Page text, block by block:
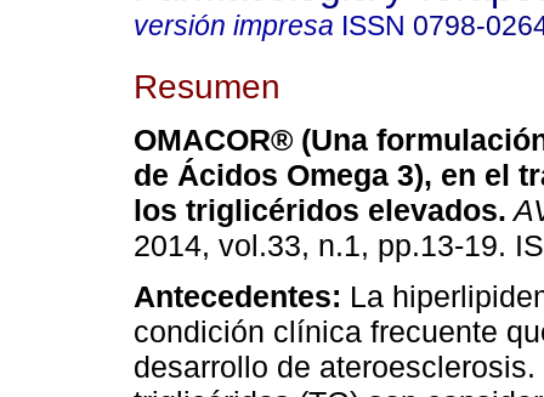
versión impresa ISSN 0798-
Resumen
OMACOR® (Una
de Ácidos Omega 3), en el
los triglicéridos elevados.
2014, vol.33, n.1, pp.13-19.
Antecedentes: La
condición clínica frecuente
desarrollo de ateroesclerosis.